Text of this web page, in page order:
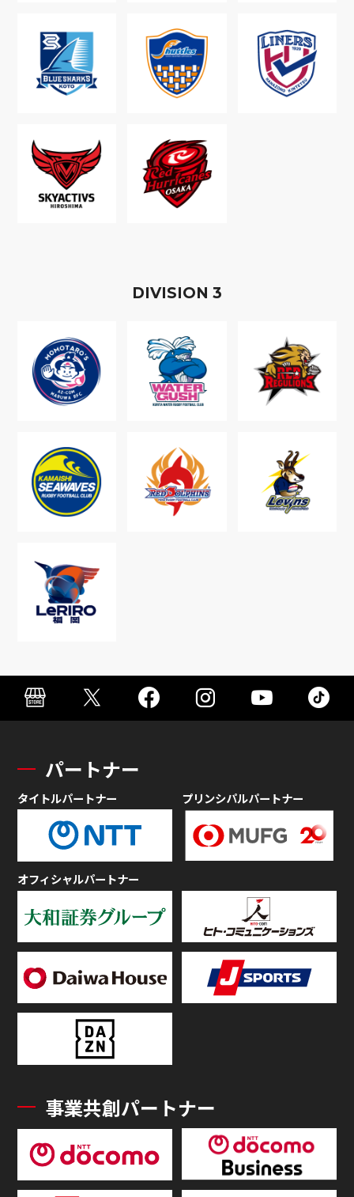
DIVISION 3
パートナー
タイトルパートナー プリンシパルパートナー
オフィシャルパートナー
事業共創パートナー